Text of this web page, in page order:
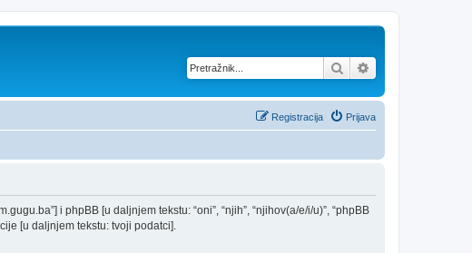
Pretražnik
Prijava
Registracija
i phpBB [u daljnjem tekstu: “oni”, “njih”, “njihov(a/e/i/u)”, “phpBB
[u daljnjem tekstu: tvoji podatci].